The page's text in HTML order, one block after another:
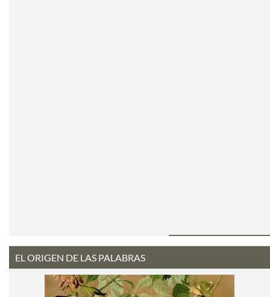
EL ORIGEN DE LAS PALABRAS